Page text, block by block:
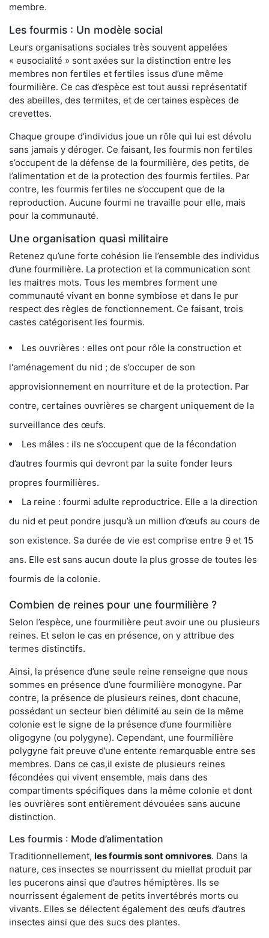
membre.
Les fourmis : Un modèle social
Leurs organisations sociales très souvent appelées
« eusocialité » sont axées sur la distinction entre les
membres non fertiles et fertiles issus d’une même
fourmilière. Ce cas d’espèce est tout aussi représentatif
des abeilles, des termites, et de certaines espèces de
crevettes.
Chaque groupe d’individus joue un rôle qui lui est dévolu
sans jamais y déroger. Ce faisant, les fourmis non fertiles
s’occupent de la défense de la fourmilière, des petits, de
l’alimentation et de la protection des fourmis fertiles. Par
contre, les fourmis fertiles ne s’occupent que de la
reproduction. Aucune fourmi ne travaille pour elle, mais
pour la communauté.
Une organisation quasi militaire
Retenez qu’une forte cohésion lie l’ensemble des individus
d’une fourmilière. La protection et la communication sont
les maitres mots. Tous les membres forment une
communauté vivant en bonne symbiose et dans le pur
respect des règles de fonctionnement. Ce faisant, trois
castes catégorisent les fourmis.
Les ouvrières : elles ont pour rôle la construction et
l'aménagement du nid ; de s’occuper de son
approvisionnement en nourriture et de la protection. Par
contre, certaines ouvrières se chargent uniquement de la
surveillance des œufs.
Les mâles : ils ne s’occupent que de la fécondation
d’autres fourmis qui devront par la suite fonder leurs
propres fourmilières.
La reine : fourmi adulte reproductrice. Elle a la direction
du nid et peut pondre jusqu’à un million d’œufs au cours de
son existence. Sa durée de vie est comprise entre 9 et 15
ans. Elle est sans aucun doute la plus grosse de toutes les
fourmis de la colonie.
Combien de reines pour une fourmilière ?
Selon l’espèce, une fourmilière peut avoir une ou plusieurs
reines. Et selon le cas en présence, on y attribue des
termes distinctifs.
Ainsi, la présence d’une seule reine renseigne que nous
sommes en présence d’une fourmilière monogyne. Par
contre, la présence de plusieurs reines, dont chacune,
possédant un secteur bien délimité au sein de la même
colonie est le signe de la présence d’une fourmilière
oligogyne (ou polygyne). Cependant, une fourmilière
polygyne fait preuve d’une entente remarquable entre ses
membres. Dans ce cas,il existe de plusieurs reines
fécondées qui vivent ensemble, mais dans des
compartiments spécifiques dans la même colonie et dont
les ouvrières sont entièrement dévouées sans aucune
distinction.
Les fourmis : Mode d’alimentation
Traditionnellement, les fourmis sont omnivores. Dans la
nature, ces insectes se nourrissent du miellat produit par
les pucerons ainsi que d’autres hémiptères. Ils se
nourrissent également de petits invertébrés morts ou
vivants. Elles se délectent également des œufs d’autres
insectes ainsi que des sucs des plantes.